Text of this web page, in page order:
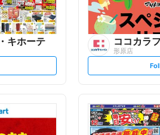
キホーテ ココカラ
形原店
s
t
l
o
w